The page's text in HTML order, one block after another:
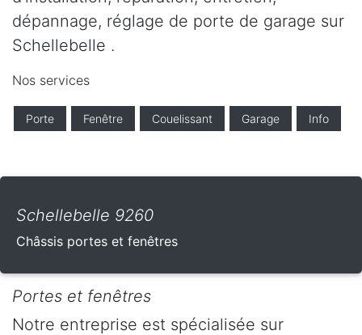
dépannage, réglage de porte de garage sur
Schellebelle .
Nos services
Porte Fenêtre Couelissant Garage Info
Schellebelle 9260
Châssis portes et fenêtres
Portes et fenêtres
Notre entreprise est spécialisée sur